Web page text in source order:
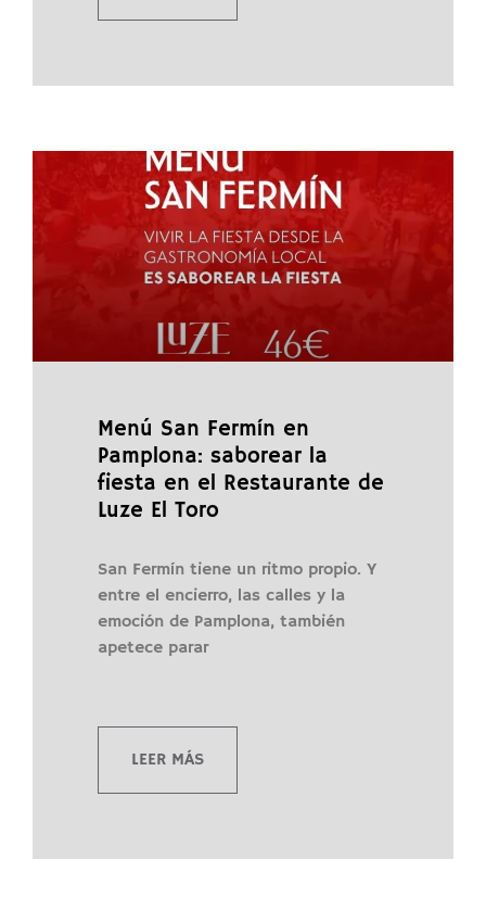
Menú San Fermín en
Pamplona: saborear la
fiesta en el Restaurante de
Luze El Toro
San Fermín tiene un ritmo propio. Y
entre el encierro, las calles y la
emoción de Pamplona, también
apetece parar
LEER MÁS